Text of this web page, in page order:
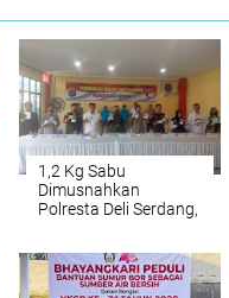
1,2 Kg Sabu
Dimusnahkan
Polresta Deli Serdang,
Narkoba